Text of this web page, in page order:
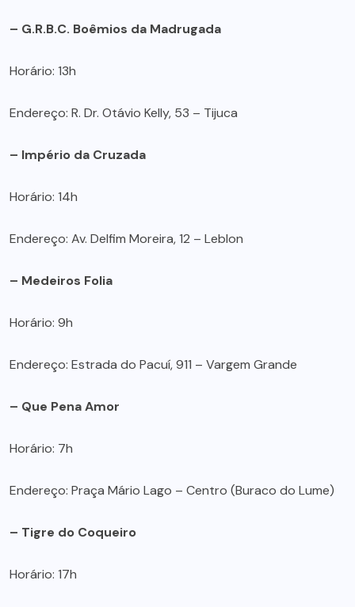
– G.R.B.C. Boêmios da Madrugada
Horário: 13h
Endereço: R. Dr. Otávio Kelly, 53 – Tijuca
– Império da Cruzada
Horário: 14h
Endereço: Av. Delfim Moreira, 12 – Leblon
– Medeiros Folia
Horário: 9h
Endereço: Estrada do Pacuí, 911 – Vargem Grande
– Que Pena Amor
Horário: 7h
Endereço: Praça Mário Lago – Centro (Buraco do Lume)
– Tigre do Coqueiro
Horário: 17h